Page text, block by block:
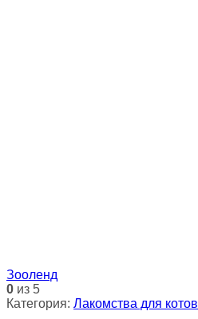
Зооленд
0 из 5
Категория: Лакомства для котов